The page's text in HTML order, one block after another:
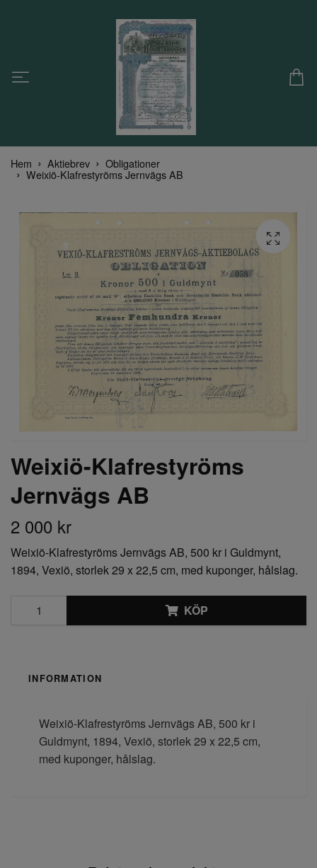
Hem Aktiebrev Obligationer
Weixiö-Klafrestyröms Jernvägs AB
Weixiö-Klafrestyröms
Jernvägs AB
2 000 kr
Weixiö-Klafrestyröms Jernvägs AB, 500 kr i Guldmynt,
1894, Vexiö, storlek 29 x 22,5 cm, med kuponger, hålslag.
KÖP
INFORMATION
Weixiö-Klafrestyröms Jernvägs AB, 500 kr i
Guldmynt, 1894, Vexiö, storlek 29 x 22,5 cm,
med kuponger, hålslag.